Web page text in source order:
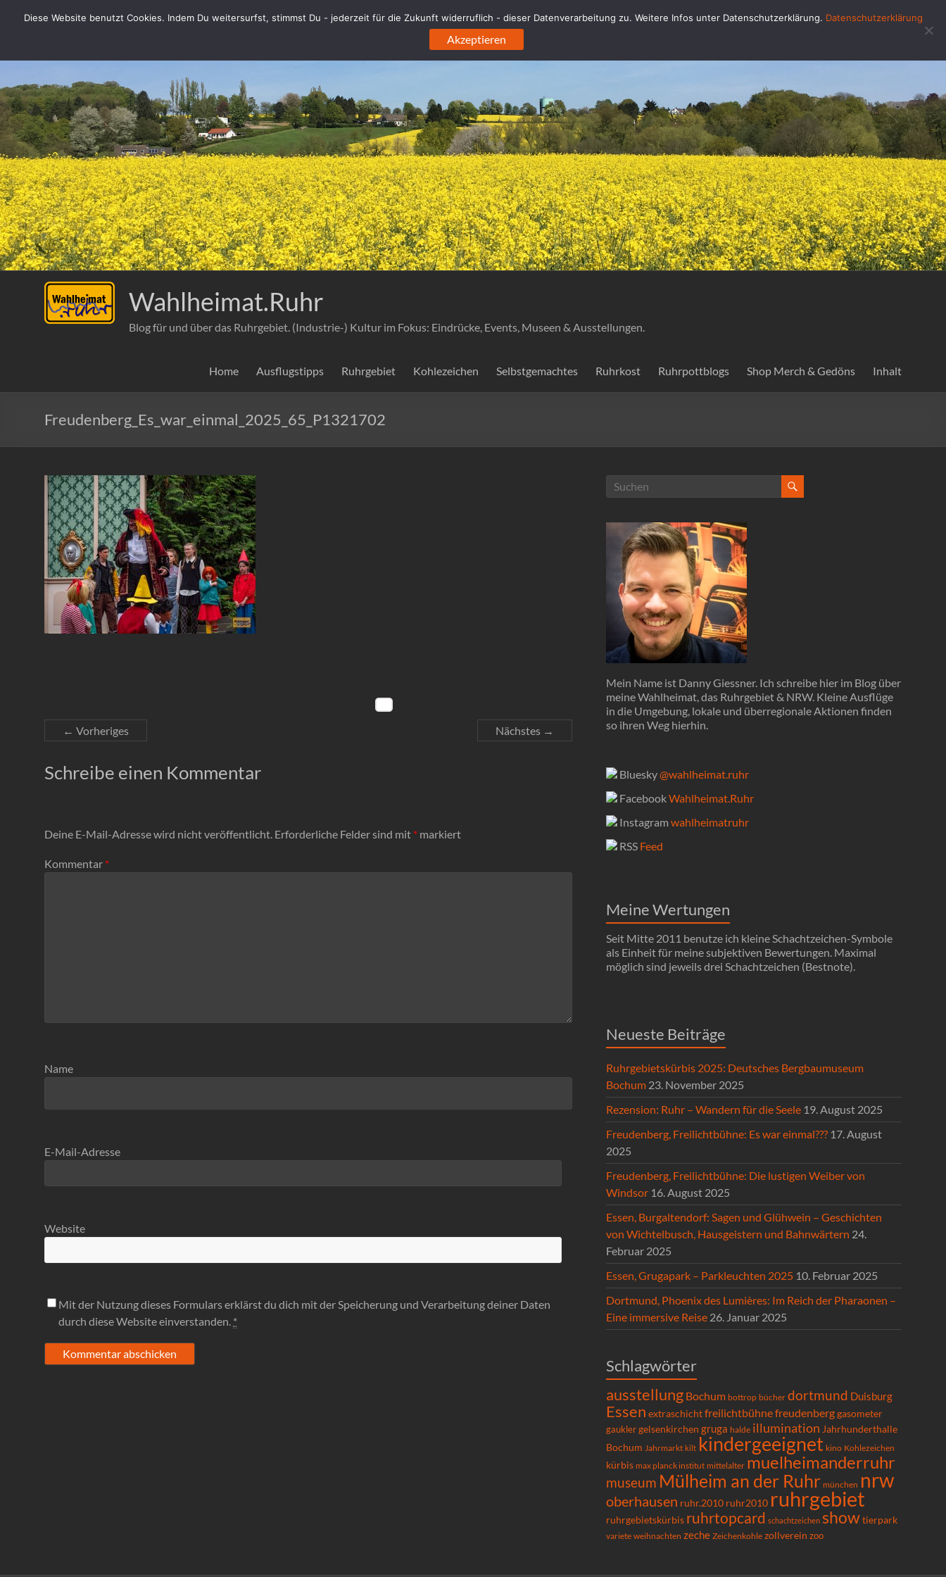
Inhalt
Wahlheimat.Ruhr
Blog für und über das Ruhrgebiet. (Industrie-) Kultur im Fokus: Eindrücke, Events, Museen & Ausstellungen.
Home Ausflugstipps Ruhrgebiet Kohlezeichen Selbstgemachtes Ruhrkost Ruhrpottblogs Shop Merch & Gedöns Inhalt
Freudenberg_Es_war_einmal_2025_65_P1321702
← Vorheriges Nächstes →
Schreibe einen Kommentar
Deine E-Mail-Adresse wird nicht veröffentlicht. Erforderliche Felder sind mit * markiert
Kommentar *
Name
E-Mail-Adresse
Website
Mit der Nutzung dieses Formulars erklärst du dich mit der Speicherung und Verarbeitung deiner Daten
durch diese Website einverstanden. *
Mein Name ist Danny Giessner. Ich schreibe hier im Blog über
meine Wahlheimat, das Ruhrgebiet & NRW. Kleine Ausflüge
in die Umgebung, lokale und überregionale Aktionen finden
so ihren Weg hierhin.
Bluesky@wahlheimat.ruhr
FacebookWahlheimat.Ruhr
Instagram wahlheimatruhr
RSS Feed
Meine Wertungen
Seit Mitte 2011 benutze ich kleine Schachtzeichen-Symbole
als Einheit für meine subjektiven Bewertungen. Maximal
möglich sind jeweils drei Schachtzeichen (Bestnote).
Neueste Beiträge
Ruhrgebietskürbis 2025: Deutsches Bergbaumuseum
Bochum 23. November 2025
Rezension: Ruhr – Wandern für die Seele 19. August 2025
Freudenberg, Freilichtbühne: Es war einmal??? 17. August
2025
Freudenberg, Freilichtbühne: Die lustigen Weiber von
Windsor 16. August 2025
Essen, Burgaltendorf: Sagen und Glühwein – Geschichten
von Wichtelbusch, Hausgeistern und Bahnwärtern 24.
Februar 2025
Essen, Grugapark – Parkleuchten 2025 10. Februar 2025
Dortmund, Phoenix des Lumières: Im Reich der Pharaonen –
Eine immersive Reise 26. Januar 2025
Schlagwörter
ausstellung Bochum bottrop bücher dortmund Duisburg
Essen extraschichtfreilichtbühnefreudenberggasometer
gauklergelsenkirchen gruga halde illumination Jahrhunderthalle
Bochum Jahrmarkt kilt kindergeeignet kino Kohlezeichen
kürbis max planck institut mittelalter muelheimanderruhr
museum Mülheim an der Ruhr münchen nrw
oberhausen ruhr.2010 ruhr2010 ruhrgebiet
ruhrgebietskürbis ruhrtopcard schachtzeichen showtierpark
variete weihnachten zeche Zeichenkohle zollverein zoo
Diese Website benutzt Cookies. Indem Du weitersurfst, stimmst Du - jederzeit für die Zukunft widerruflich - dieser Datenverarbeitung zu. Weitere Infos unter Datenschutzerklärung. Datenschutzerklärung
Akzeptieren